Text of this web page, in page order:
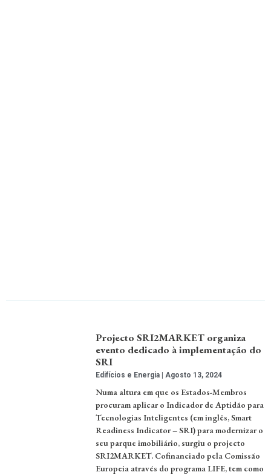
Projecto SRI2MARKET organiza
evento dedicado à implementação do
SRI
Edifícios e Energia Agosto 13, 2024
Numa altura em que os Estados-Membros
procuram aplicar o Indicador de Aptidão para
Tecnologias Inteligentes (em inglês, Smart
Readiness Indicator – SRI) para modernizar o
seu parque imobiliário, surgiu o projecto
SRI2MARKET. Cofinanciado pela Comissão
Europeia através do programa LIFE, tem como